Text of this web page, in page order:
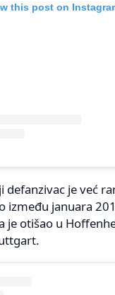
this post on
defanzivac je već
između januara
je otišao u